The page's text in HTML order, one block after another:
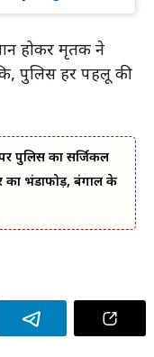
होकर मृतक ने
पुलिस हर पहलू की
पुलिस का सर्जिकल
का भंडाफोड़, बंगाल के